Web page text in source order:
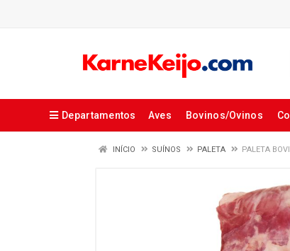
Departamentos Aves Bovinos/Ovinos
INÍCIO SUÍNOS PALETA PALETA